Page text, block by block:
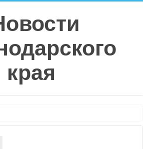
в Санкт-Петербурге в 2026 году показала